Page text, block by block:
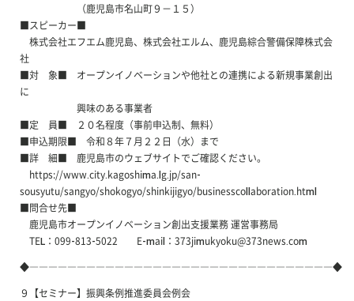
（鹿児島市名山町９－１５）
■スピーカー■
株式会社エフエム鹿児島、株式会社エルム、鹿児島綜合警備保障株式会
社
■対 象■ オープンイノベーションや他社との連携による新規事業創出
に
興味のある事業者
■定 員■ ２０名程度（事前申込制、無料）
■申込期限■ 令和８年７月２２日（水）まで
■詳 細■ 鹿児島市のウェブサイトでご確認ください。
https://www.city.kagoshima.lg.jp/san-
sousyutu/sangyo/shokogyo/shinkijigyo/businesscollaboration.html
■問合せ先■
鹿児島市オープンイノベーション創出支援業務 運営事務局
TEL：099-813-5022 E-mail：373jimukyoku@373news.com
◆――――――――――――――――――――――――――――――――◆
９【セミナー】振興条例推進委員会例会